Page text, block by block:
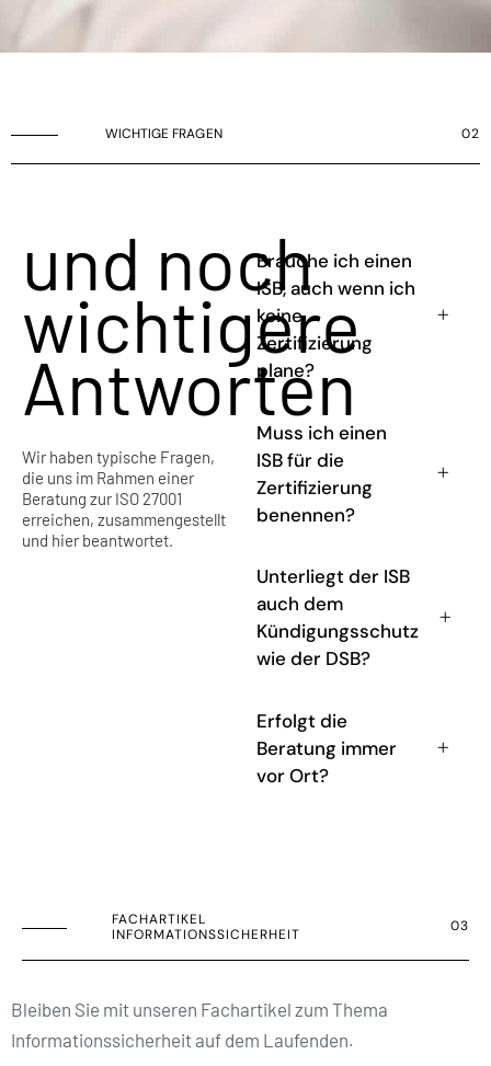
WICHTIGE FRAGEN 02
und noch
wichtigere
Antworten
Wir haben typische Fragen,
die uns im Rahmen einer
Beratung zur ISO 27001
erreichen, zusammengestellt
und hier beantwortet.
Brauche ich einen
ISB, auch wenn ich
keine
Zertifizierung
plane?
Muss ich einen
ISB für die
Zertifizierung
benennen?
Unterliegt der ISB
auch dem
Kündigungsschutz
wie der DSB?
Erfolgt die
Beratung immer
vor Ort?
FACHARTIKEL
INFORMATIONSSICHERHEIT
03
Bleiben Sie mit unseren Fachartikel zum Thema
Informationssicherheit auf dem Laufenden.